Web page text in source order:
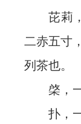
芘莉，
二赤五寸
列茶也。
棨，一
扑，一